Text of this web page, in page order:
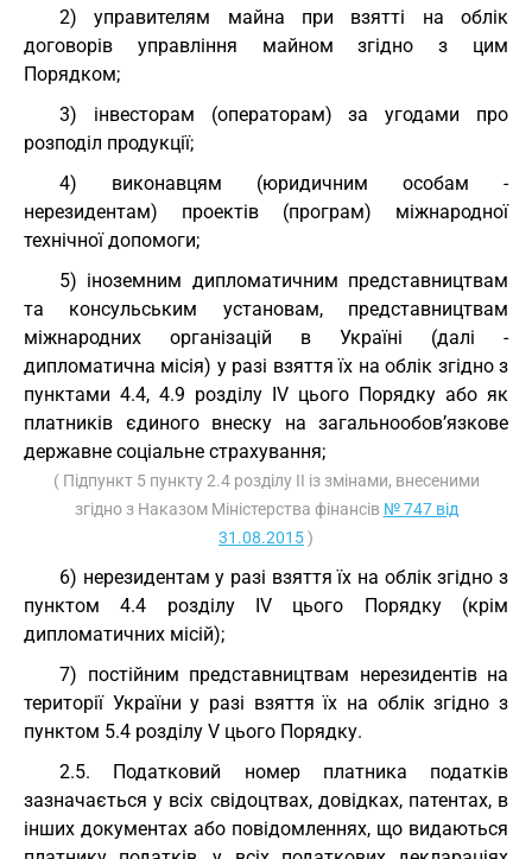
2) управителям майна при взятті на облік
договорів управління майном згідно з цим
Порядком;
3) інвесторам (операторам) за угодами про
розподіл продукції;
4) виконавцям (юридичним особам -
нерезидентам) проектів (програм) міжнародної
технічної допомоги;
5) іноземним дипломатичним представництвам
та консульським установам, представництвам
міжнародних організацій в Україні (далі -
дипломатична місія) у разі взяття їх на облік згідно з
пунктами 4.4, 4.9 розділу IV цього Порядку або як
платників єдиного внеску на загальнообов’язкове
державне соціальне страхування;
( Підпункт 5 пункту 2.4 розділу ІІ із змінами, внесеними
згідно з Наказом Міністерства фінансів № 747 від
31.08.2015)
6) нерезидентам у разі взяття їх на облік згідно з
пунктом 4.4 розділу IV цього Порядку (крім
дипломатичних місій);
7) постійним представництвам нерезидентів на
території України у разі взяття їх на облік згідно з
пунктом 5.4 розділу V цього Порядку.
2.5. Податковий номер платника податків
зазначається у всіх свідоцтвах, довідках, патентах, в
інших документах або повідомленнях, що видаються